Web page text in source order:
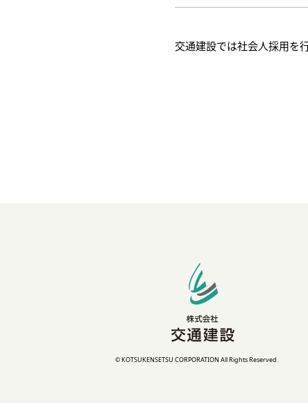
交通建設では社会人採用を
© KOTSUKENSETSU CORPORATION All Rights Reserved.